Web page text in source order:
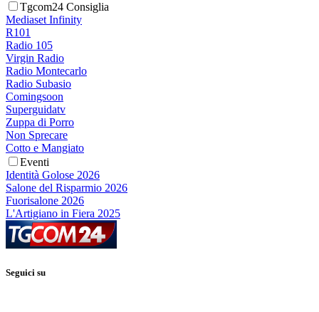
Tgcom24 Consiglia
Mediaset Infinity
R101
Radio 105
Virgin Radio
Radio Montecarlo
Radio Subasio
Comingsoon
Superguidatv
Zuppa di Porro
Non Sprecare
Cotto e Mangiato
Eventi
Identità Golose 2026
Salone del Risparmio 2026
Fuorisalone 2026
L'Artigiano in Fiera 2025
Seguici su